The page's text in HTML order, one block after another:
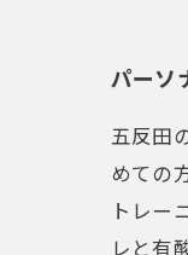
パーソ
五反田
めての
トレー
レと有